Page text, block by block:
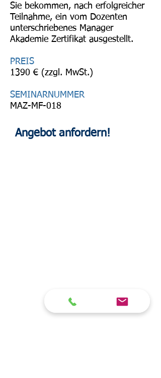
Sie bekommen, nach erfolgreicher
Teilnahme, ein vom Dozenten
unterschriebenes Manager
Akademie Zertifikat ausgestellt.
PREIS
1390 € (zzgl. MwSt.)
SEMINARNUMMER
MAZ-MF-018
Angebot anfordern!